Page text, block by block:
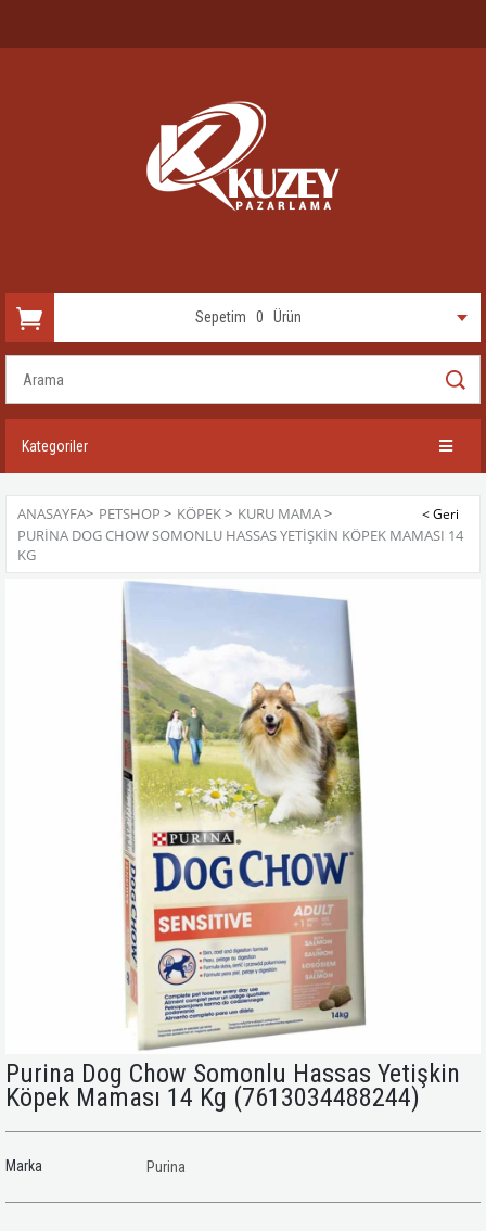
Sepetim 0 Ürün
Kategoriler
ANASAYFA> PETSHOP > KÖPEK> KURU MAMA>
PURINA DOG CHOW SOMONLU HASSAS YETIŞKIN KÖPEK MAMASI 14
KG
Purina Dog Chow Somonlu Hassas Yetişkin
Köpek Maması 14 Kg (7613034488244)
Marka Purina